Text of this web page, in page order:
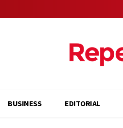
BUSINESS EDITORIAL